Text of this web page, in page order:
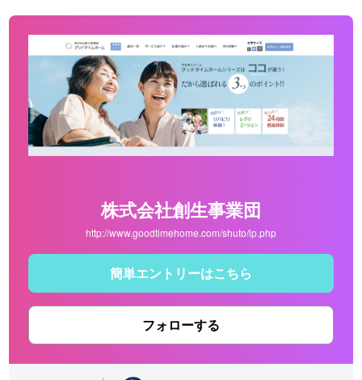
株式会社創生事業団
http://www.goodtimehome.com/shuto/lp.php
簡単エントリーはこちら
フォローする